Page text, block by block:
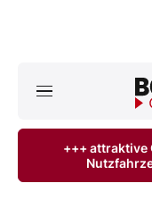
ktuelle
+++ attraktive